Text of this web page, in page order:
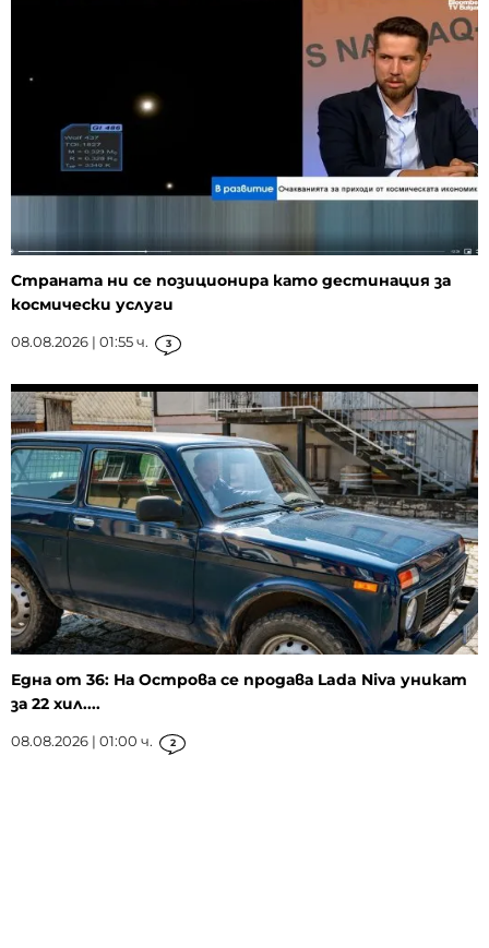
Страната ни се позиционира като дестинация за
космически услуги
08.08.2026 | 01:55 ч. 3
Една от 36: На Острова се продава Lada Niva уникат
за 22 хил....
08.08.2026 | 01:00 ч. 2